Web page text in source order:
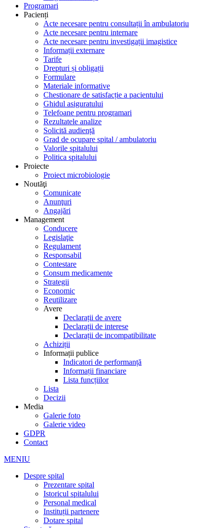
Programari
Pacienți
Acte necesare pentru consultații în ambulatoriu
Acte necesare pentru internare
Acte necesare pentru investigații imagistice
Informații externare
Tarife
Drepturi și obligații
Formulare
Materiale informative
Chestionare de satisfacție a pacientului
Ghidul asiguratului
Telefoane pentru programari
Rezultatele analize
Solicită audiență
Grad de ocupare spital / ambulatoriu
Valorile spitalului
Politica spitalului
Proiecte
Proiect microbiologie
Noutăţi
Comunicate
Anunţuri
Angajări
Management
Conducere
Legislaţie
Regulament
Responsabil
Contestare
Consum medicamente
Strategii
Economic
Reutilizare
Avere
Declarații de avere
Declarații de interese
Declarații de incompatibilitate
Achiziții
Informații publice
Indicatori de performanță
Informații financiare
Lista funcțiilor
Lista
Decizii
Media
Galerie foto
Galerie video
GDPR
Contact
MENIU
Despre spital
Prezentare spital
Istoricul spitalului
Personal medical
Instituții partenere
Dotare spital